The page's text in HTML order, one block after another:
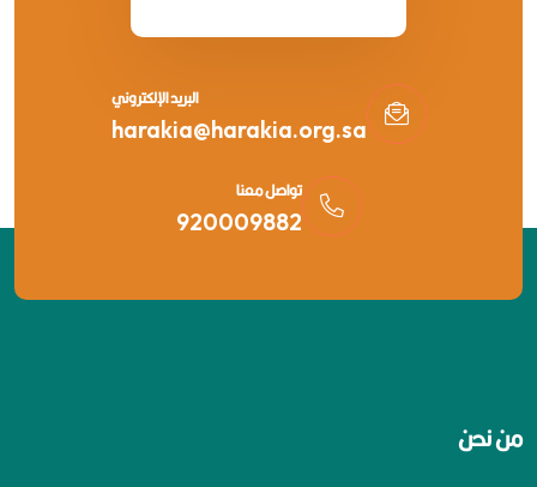
تواصل معنا
920009882
البريد الإلكتروني
harakia@harakia.org.sa
من نحن